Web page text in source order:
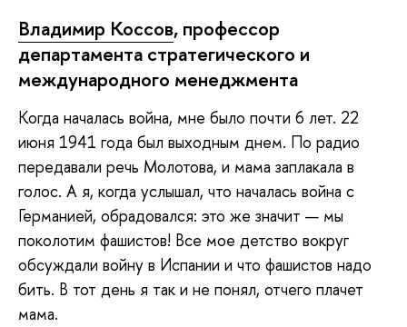
Владимир Коссов, профессор
департамента стратегического и
международного менеджмента
Когда началась война, мне было почти 6 лет. 22
июня 1941 года был выходным днем. По радио
передавали речь Молотова, и мама заплакала в
голос. А я, когда услышал, что началась война с
Германией, обрадовался: это же значит — мы
поколотим фашистов! Все мое детство вокруг
обсуждали войну в Испании и что фашистов надо
бить. В тот день я так и не понял, отчего плачет
мама.